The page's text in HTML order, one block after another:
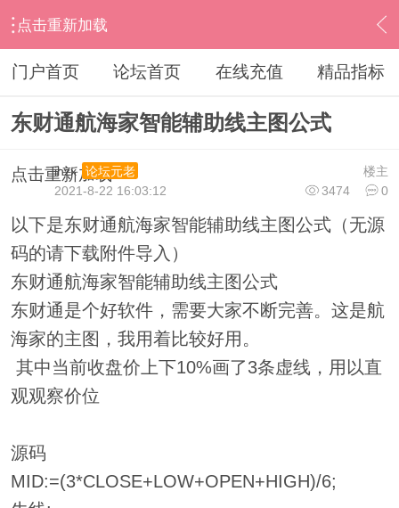
点击重新加载
› 其他股票软件 › 东方财富 › 内容
门户首页 论坛首页 在线充值 精品指标
东财通航海家智能辅助线主图公式
点击重新加载 楼主
ihzx
论坛元老
3474
0
2021-8-22 16:03:12
以下是东财通航海家智能辅助线主图公式（无源
码的请下载附件导入）
东财通航海家智能辅助线主图公式
东财通是个好软件，需要大家不断完善。这是航
海家的主图，我用着比较好用。
其中当前收盘价上下10%画了3条虚线，用以直
观观察价位
源码
MID:=(3*CLOSE+LOW+OPEN+HIGH)/6;